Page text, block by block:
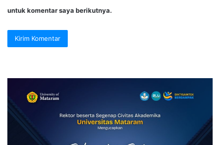
untuk komentar saya berikutnya.